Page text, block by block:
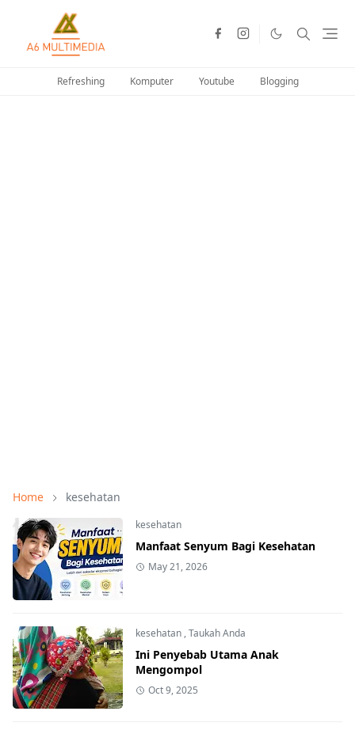
Refreshing Komputer Youtube Blogging
Home kesehatan
kesehatan
Manfaat Senyum Bagi Kesehatan
May 21, 2026
kesehatan,Taukah Anda
Ini Penyebab Utama Anak
Mengompol
Oct 9, 2025